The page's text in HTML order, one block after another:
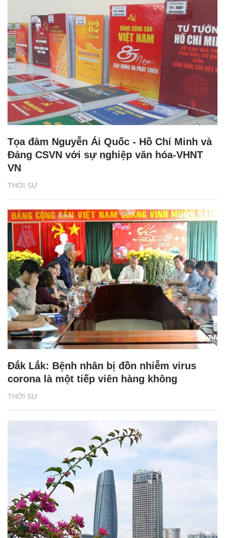
THỜI SỰ
Tọa đàm Nguyễn Ái Quốc - Hồ Chí Minh và
Đảng CSVN với sự nghiệp văn hóa-VHNT
VN
THỜI SỰ
Đắk Lắk: Bệnh nhân bị đồn nhiễm virus
corona là một tiếp viên hàng không